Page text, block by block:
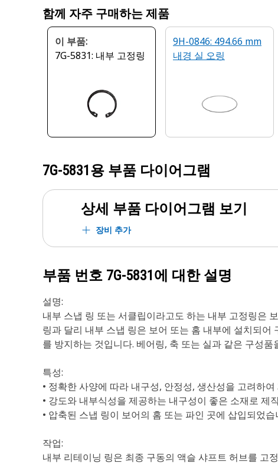
함께 자주 구매하는 제품
이 부품:
7G-5831: 내부 고정링
9H-0846: 494.66 mm
내경 실 오링
7G-5831 용 부품 다이어그램
상세 부품 다이어그램 보기
장비 추가
부품 번호 7G-5831 에 대한 설명
설명:
내부 스냅 링 또는 서클립이라고도 하는 내부 고정링은
링과 달리 내부 스냅 링은 보어 또는 홈 내부에 설치되
를 방지하는 것입니다. 베어링, 축 또는 실과 같은 구성
특성:
• 정확한 사양에 따라 내구성, 안정성, 생산성을 고려하여
• 강도와 내부식성을 제공하는 내구성이 좋은 소재로 제
• 압축된 스냅 링이 보어의 홈 또는 파인 곳에 삽입되었습
작업:
내부 리테이닝 링은 최종 구동의 액슬 샤프트 허브를 고